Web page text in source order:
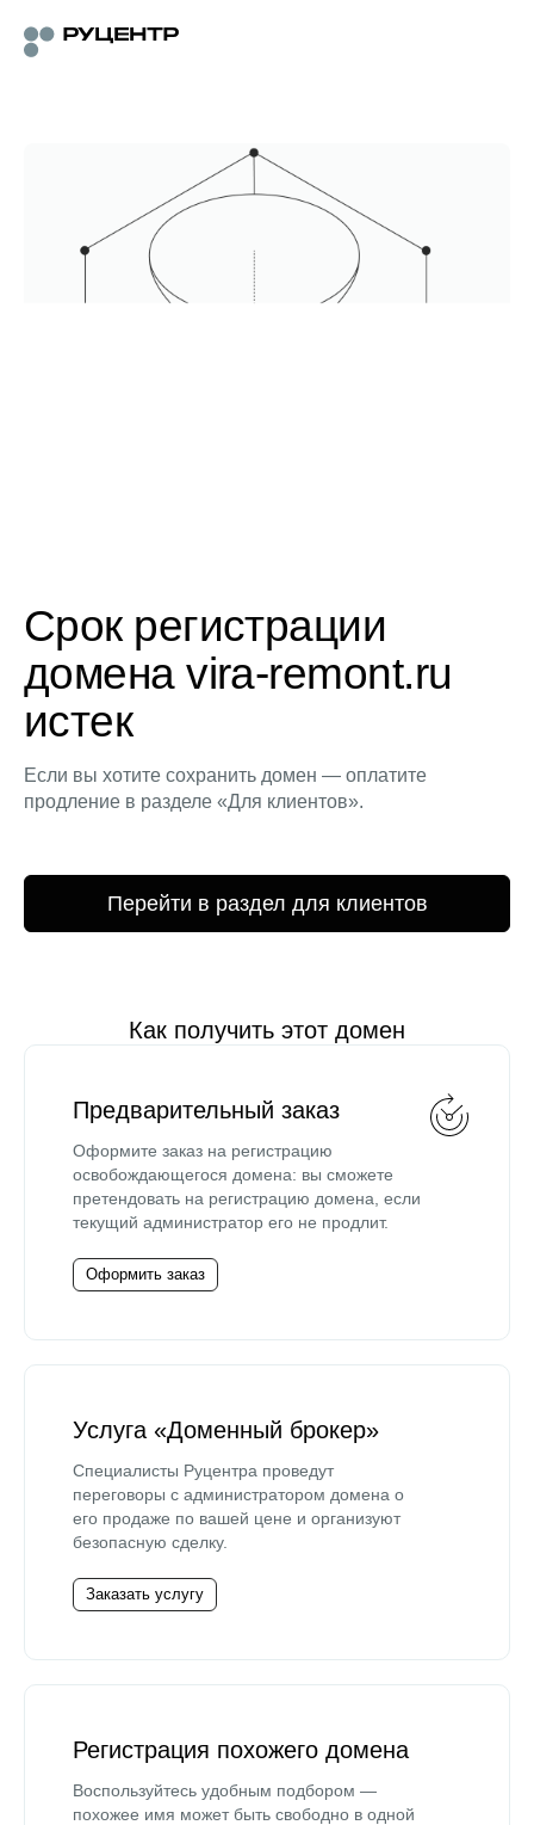
Срок регистрации
домена vira-remont.ru
истек
Если вы хотите сохранить домен — оплатите
продление в разделе «Для клиентов».
Перейти в раздел для клиентов
Как получить этот домен
Предварительный заказ
Оформите заказ на регистрацию
освобождающегося домена: вы сможете
претендовать на регистрацию домена, если
текущий администратор его не продлит.
Оформить заказ
Услуга «Доменный брокер»
Специалисты Руцентра проведут
переговоры с администратором домена о
его продаже по вашей цене и организуют
безопасную сделку.
Заказать услугу
Регистрация похожего домена
Воспользуйтесь удобным подбором —
похожее имя может быть свободно в одной